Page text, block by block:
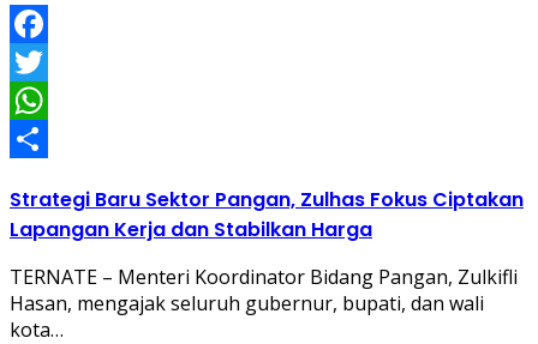
Facebook
Twitter
WhatsApp
Strategi Baru Sektor Pangan, Zulhas Fokus Ciptakan
Lapangan Kerja dan Stabilkan Harga
TERNATE – Menteri Koordinator Bidang Pangan, Zulkifli
Hasan, mengajak seluruh gubernur, bupati, dan wali
kota…